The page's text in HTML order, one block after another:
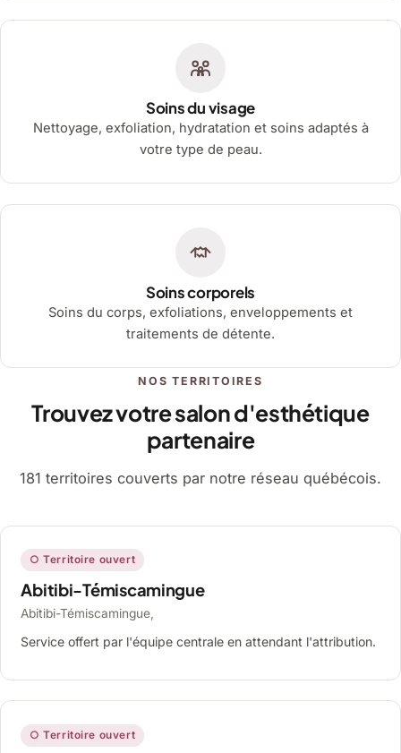
Soins du visage
Nettoyage, exfoliation, hydratation et soins adaptés à
votre type de peau.
Soins corporels
Soins du corps, exfoliations, enveloppements et
traitements de détente.
NOS TERRITOIRES
Trouvez votre salon d'esthétique
partenaire
181 territoires couverts par notre réseau québécois.
○ Territoire ouvert
Abitibi-Témiscamingue
Abitibi-Témiscamingue,
Service offert par l'équipe centrale en attendant l'attribution.
○ Territoire ouvert